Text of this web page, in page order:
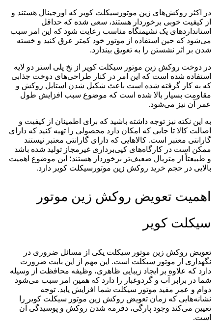
در اکثر روکش‌های زین موتورسیکلت کویر که اورجینال هستند و
از کیفیت خوبی برخوردار هستند، سعی شده که حداقل
استاندارد‌های یک نشیمنگاه مناسب رعایت شود که این امر سبب
می‌شود که حین استفاده از موتور خود کمتر عرق کنید و خسته
شدن بر اثر نشستن را به تعویق بیندازد.
در دوخت روکش زین موتور سیکلت کویر از نخ پلی استر دو لایه
استفاده شده است که این امر در کنار طراحی‌های دوخت جذابی
که به کار گرفته شده است باعث شکیل شدن استایل روکش و
مقاومت بسیار بالا شده است که موضوع سبب افزایش طول
عمر آن نیز می‌شود.
به این نکته نیز توجه داشته باشید که برای اطمینان از کیفیت و
اصالت کالا تا جایی که امکان دارد محصولی را تهیه کنید که دارای
گارانتی معتبر است. کالا‌هایی که دارای گارانتی معتبر نیستند
ممکن است در کارگاه‌های کپی‌برداری غیرمجاز تولید شده باشد
و طبیعتاً از متریال ضعیف‌تر برخوردار هستند؛ این موضوع اهمیت
بالایی در حجم خرید روکش زین موتورسیکلت کویر دارد.
اهمیت تعویض روکش زین موتور
سیکلت کویر
تعویض روکش زین موتور سیکلت یکی از مسائل ضروری در
نگهداری از موتور سیکلت است. این مهم از این بابت ضرورت
دارد که علاوه بر ایجاد زیبایی ظاهری، وظیفه محافظت از وسیله
شما در برابر آب و گردوغبار را دارد که همین امر سبب می‌شود
دوام و عمر مفید موتور سیکلت شما افزایش یابد. توجه
نشانه‌هایی که زمان تعویض روکش زین موتور سیکلت کویر را
تعیین می‌کند وجود پارگی، دفرمه شدن روکش و پوسیدگی آن
است.